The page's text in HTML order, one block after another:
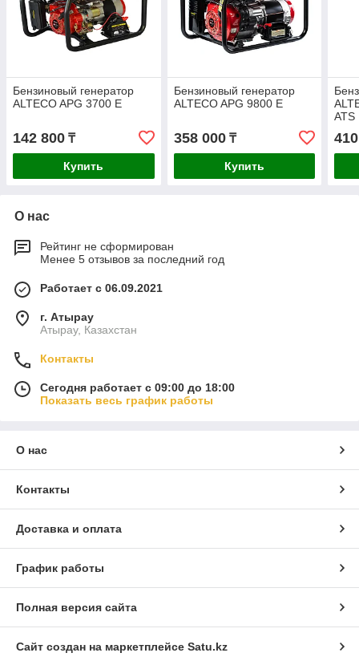
Бензиновый генератор
ALTECO APG 3700 E
142 800 ₸
Купить
Бензиновый генератор
ALTECO APG 9800 E
358 000₸
Купить
ATS
О нас
Рейтинг не сформирован
Менее 5 отзывов за последний год
Работает с 06.09.2021
г. Атырау
Атырау, Казахстан
Контакты
Сегодня работает с 09:00 до 18:00
Показать весь график работы
О нас
Контакты
Доставка и оплата
График работы
Полная версия сайта
Сайт создан на маркетплейсе Satu.kz